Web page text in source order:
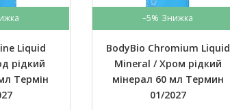
Liquid
рідкий
Термін
–5%
BodyBio Chromium Liquid
Mineral / Хром рідкий
мінерал 60 мл Термин
01/2027